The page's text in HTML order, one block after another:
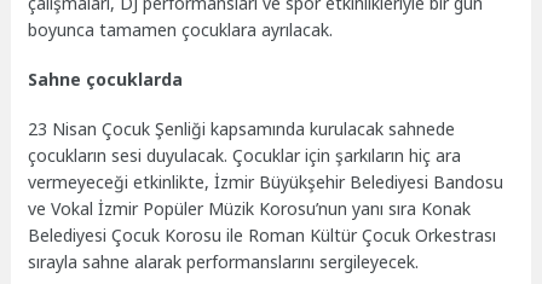
boyunca tamamen çocuklara ayrılacak.
Sahne çocuklarda
23 Nisan Çocuk Şenliği kapsamında kurulacak sahnede
çocukların sesi duyulacak. Çocuklar için şarkıların hiç ara
vermeyeceği etkinlikte, İzmir Büyükşehir Belediyesi Bandosu
ve Vokal İzmir Popüler Müzik Korosu’nun yanı sıra Konak
Belediyesi Çocuk Korosu ile Roman Kültür Çocuk Orkestrası
sırayla sahne alarak performanslarını sergileyecek.